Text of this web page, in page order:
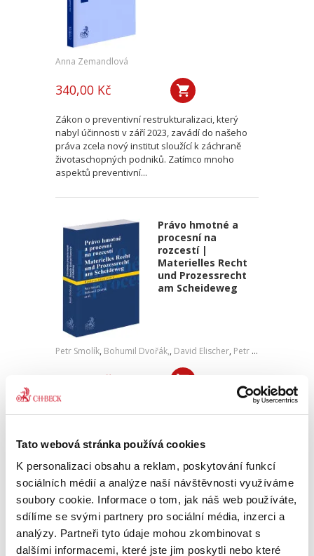
Tato webová stránka používá cookies
K personalizaci obsahu a reklam, poskytování funkcí
sociálních médií a analýze naší návštěvnosti využíváme
soubory cookie. Informace o tom, jak náš web používáte,
sdílíme se svými partnery pro sociální média, inzerci a
analýzy. Partneři tyto údaje mohou zkombinovat s
dalšími informacemi, které jste jim poskytli nebo které
Anna Zemandlová
340,00 Kč
Zákon o preventivní restrukturalizaci, který
nabyl účinnosti v září 2023, zavádí do našeho
práva zcela nový institut sloužící k záchraně
životaschopných podniků. Zatímco mnoho
aspektů preventivní...
Právo hmotné a
procesní na
rozcestí |
Materielles Recht
und Prozessrecht
am Scheideweg
Petr Smolík, Bohumil Dvořák,, David Elischer, Petr Lavický
590,00 Kč
práva používá v jejich tradičním významu, tedy
jako synonyma pro právo...
Zánik odpovědnosti
za přestupek